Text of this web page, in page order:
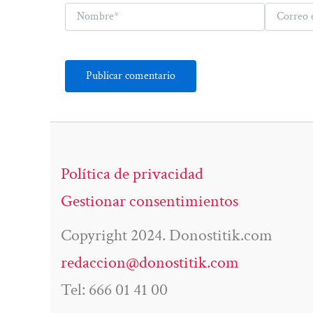
Nombre*
Correo
electrónico*
Política de privacidad
Gestionar consentimientos
Copyright 2024. Donostitik.com
redaccion@donostitik.com
Tel: 666 01 41 00